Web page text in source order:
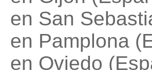
en San
en Pamplona
en Oviedo